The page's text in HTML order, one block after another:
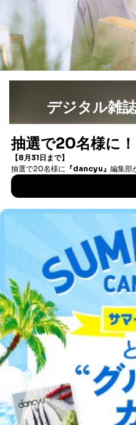
デジタル雑
書籍）が無
ご利用方
総
アフィリエイト
プレスリリース
利用規約プライバシーポリシー 特定商
投資家の皆様